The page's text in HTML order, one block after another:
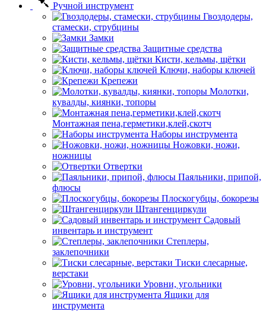
Ручной инструмент
Гвоздодеры,
стамески, струбцины
Замки
Защитные средства
Кисти, кельмы, щётки
Ключи, наборы ключей
Крепежи
Молотки,
кувалды, киянки, топоры
Монтажная пена,герметики,клей,скотч
Наборы инструмента
Ножовки, ножи,
ножницы
Отвертки
Паяльники, припой,
флюсы
Плоскогубцы, бокорезы
Штангенциркули
Садовый
инвентарь и инструмент
Степлеры,
заклепочники
Тиски слесарные,
верстаки
Уровни, угольники
Ящики для
инструмента